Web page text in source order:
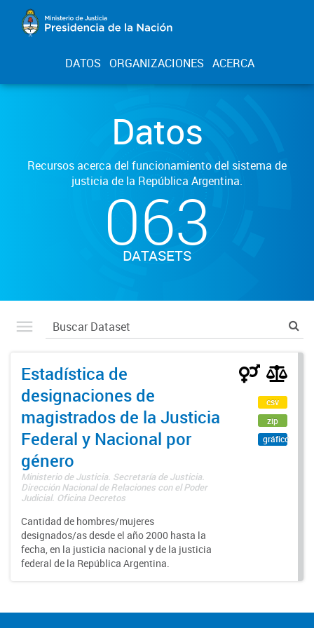
DATOS ORGANIZACIONES ACERCA
Datos
Recursos acerca del funcionamiento del sistema de
justicia de la República Argentina.
063
DATASETS
Estadística de
designaciones de
magistrados de la Justicia
Federal y Nacional por
género
Ministerio de Justicia. Secretaría de Justicia.
Dirección Nacional de Relaciones con el Poder
Judicial. Oficina Decretos
Cantidad de hombres/mujeres
designados/as desde el año 2000 hasta la
fecha, en la justicia nacional y de la justicia
federal de la República Argentina.
csv
zip
gráfico